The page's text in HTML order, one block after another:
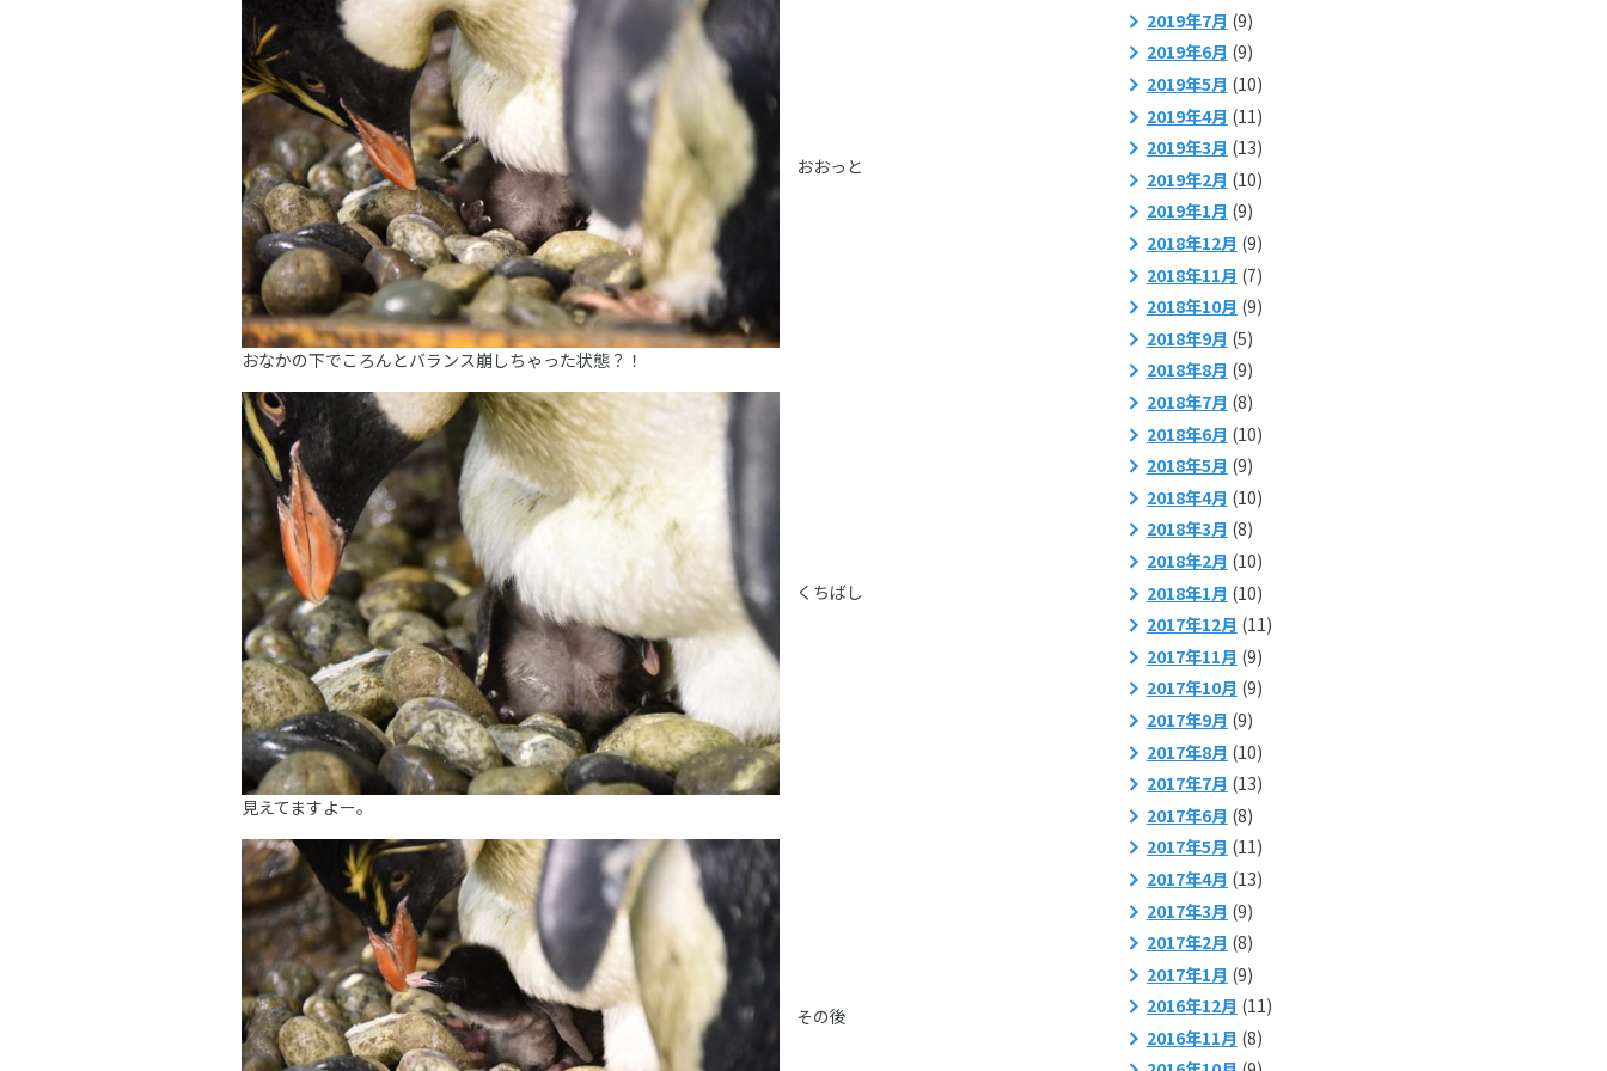
おおっと
おなかの下でころんとバランス崩しちゃった状態？！
くちばし
見えてますよー。
その後
2019年7月 (9)
2019年6月 (9)
2019年5月 (10)
2019年4月 (11)
2019年3月 (13)
2019年2月 (10)
2019年1月 (9)
2018年12月 (9)
2018年11月 (7)
2018年10月 (9)
2018年9月 (5)
2018年8月 (9)
2018年7月 (8)
2018年6月 (10)
2018年5月 (9)
2018年4月 (10)
2018年3月 (8)
2018年2月 (10)
2018年1月 (10)
2017年12月 (11)
2017年11月 (9)
2017年10月 (9)
2017年9月 (9)
2017年8月 (10)
2017年7月 (13)
2017年6月 (8)
2017年5月 (11)
2017年4月 (13)
2017年3月 (9)
2017年2月 (8)
2017年1月 (9)
2016年12月 (11)
2016年11月 (8)